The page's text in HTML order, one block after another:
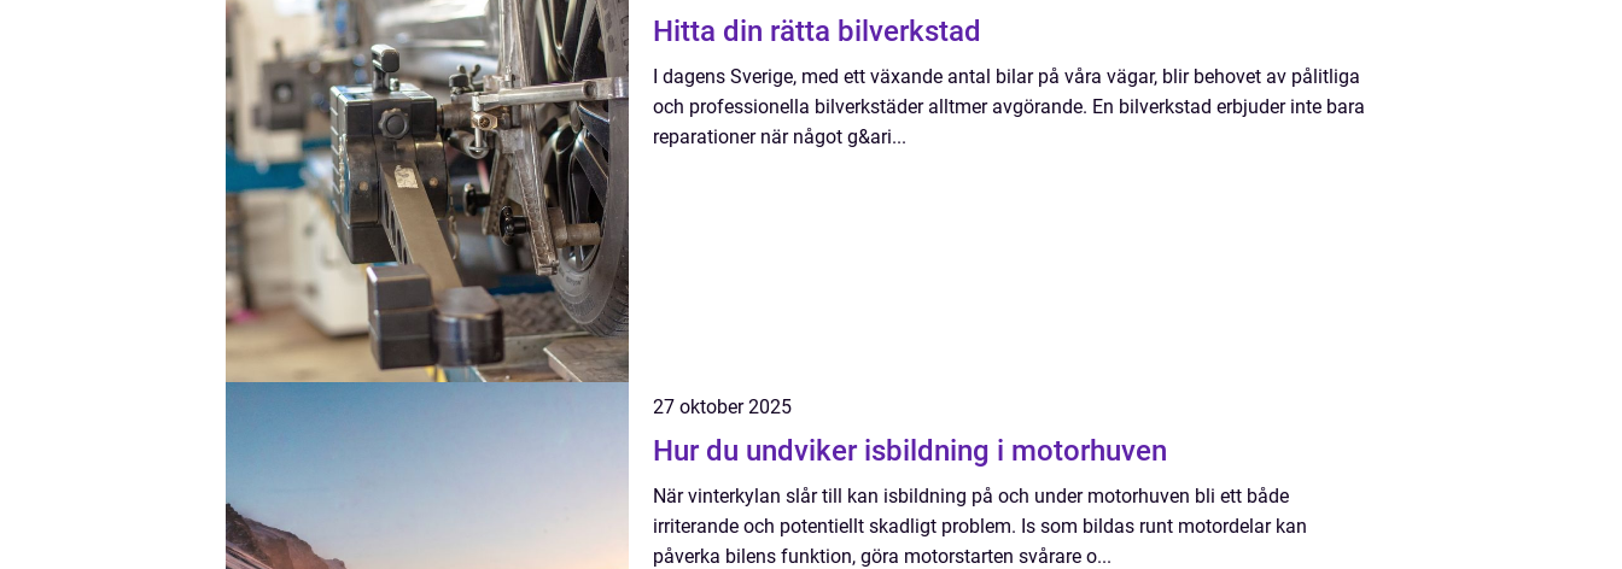
Hitta din rätta bilverkstad
I dagens Sverige, med ett växande antal bilar på våra vägar, blir behovet av pålitliga
och professionella bilverkstäder alltmer avgörande. En bilverkstad erbjuder inte bara
reparationer när något g&ari...
27 oktober 2025
Hur du undviker isbildning i motorhuven
När vinterkylan slår till kan isbildning på och under motorhuven bli ett både
irriterande och potentiellt skadligt problem. Is som bildas runt motordelar kan
påverka bilens funktion, göra motorstarten svårare o...